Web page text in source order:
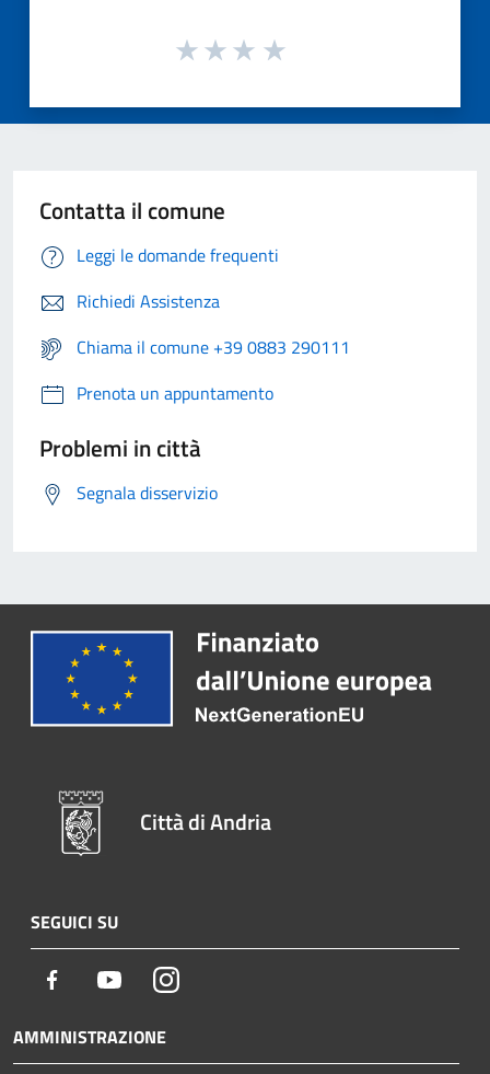
Contatta il comune
Leggi le domande frequenti
Richiedi Assistenza
Chiama il comune +39 0883 290111
Prenota un appuntamento
Problemi in città
Segnala disservizio
Città di Andria
SEGUICI SU
Facebook YoutubeInstagram
AMMINISTRAZIONE